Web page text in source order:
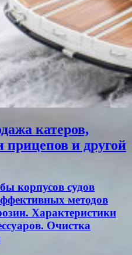
катеров,
прицепов и другой
корпусов судов
методов
Характеристики
Очистка